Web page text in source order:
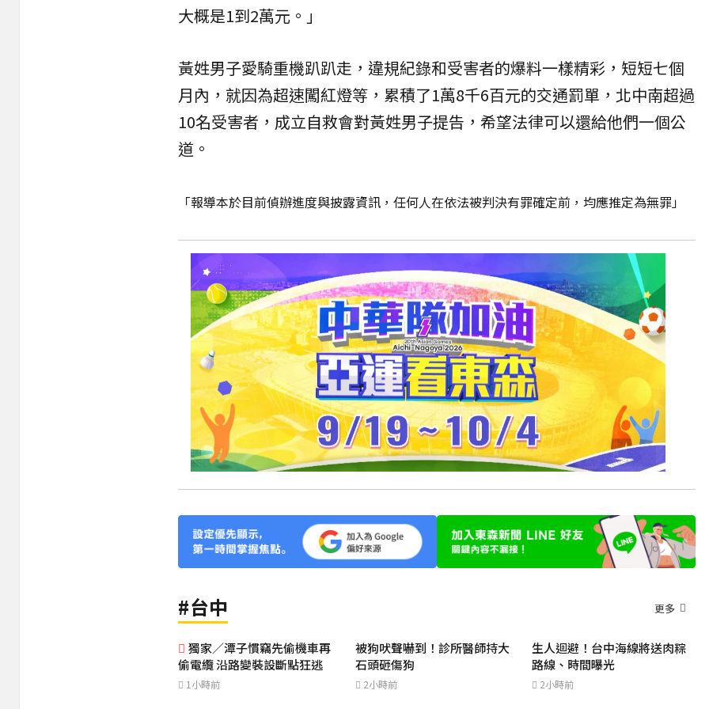
大概是1到2萬元。」
黃姓男子愛騎重機趴趴走，違規紀錄和受害者的爆料一樣精彩，短短七個
月內，就因為超速闖紅燈等，累積了1萬8千6百元的交通罰單，北中南超過
10名受害者，成立自救會對黃姓男子提告，希望法律可以還給他們一個公
道。
「報導本於目前偵辦進度與披露資訊，任何人在依法被判決有罪確定前，均應推定為無罪」
#台中 更多
獨家／潭子慣竊先偷機車再
偷電纜 沿路變裝設斷點狂逃
1小時前
被狗吠聲嚇到！診所醫師持大
石頭砸傷狗
2小時前
生人迴避！台中海線將送肉粽
路線、時間曝光
2小時前